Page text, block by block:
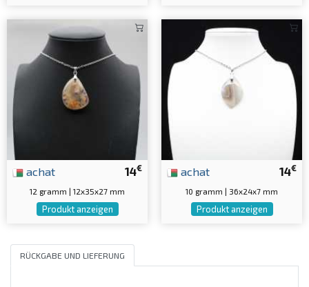
14€
achat
12 gramm | 12x35x27 mm
Produkt anzeigen
14€
achat
10 gramm | 36x24x7 mm
Produkt anzeigen
RÜCKGABE UND LIEFERUNG